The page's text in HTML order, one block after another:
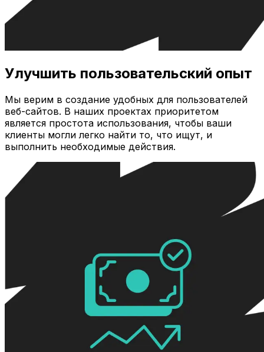
Улучшить пользовательский опыт
Мы верим в создание удобных для пользователей
веб-сайтов. В наших проектах приоритетом
является простота использования, чтобы ваши
клиенты могли легко найти то, что ищут, и
выполнить необходимые действия.